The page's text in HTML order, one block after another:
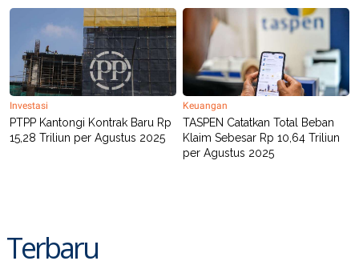
ER
I
N
G
K
G
M
E
Investasi
PTPP Kantongi Kontrak Baru Rp
15,28 Triliun per Agustus 2025
Keuangan
TASPEN Catatkan Total Beban
Klaim Sebesar Rp 10,64 Triliun
per Agustus 2025
Terbaru